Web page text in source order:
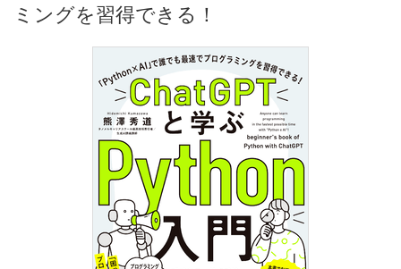
ミングを習得できる！